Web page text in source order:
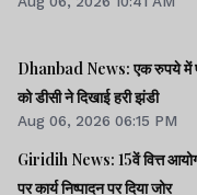
Dhanbad News: एक रुपये में
को डीसी ने दिखाई हरी झंडी
Aug 06, 2026 06:15 PM
Giridih News: 15वें वित्त
पर कार्य निष्पादन पर दिया जोर